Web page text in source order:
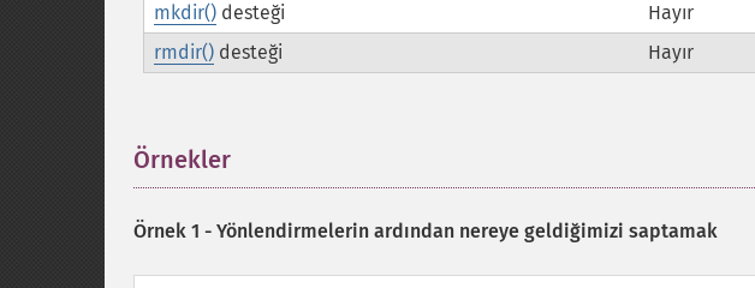
mkdir() desteği
Hayır
rmdir() desteği Hayır
Örnekler
Örnek 1 - Yönlendirmelerin ardından nereye geldiğimizi saptamak